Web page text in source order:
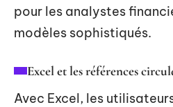
pour les analystes
modèles sophistiqués.
Excel et les références
Avec Excel, les